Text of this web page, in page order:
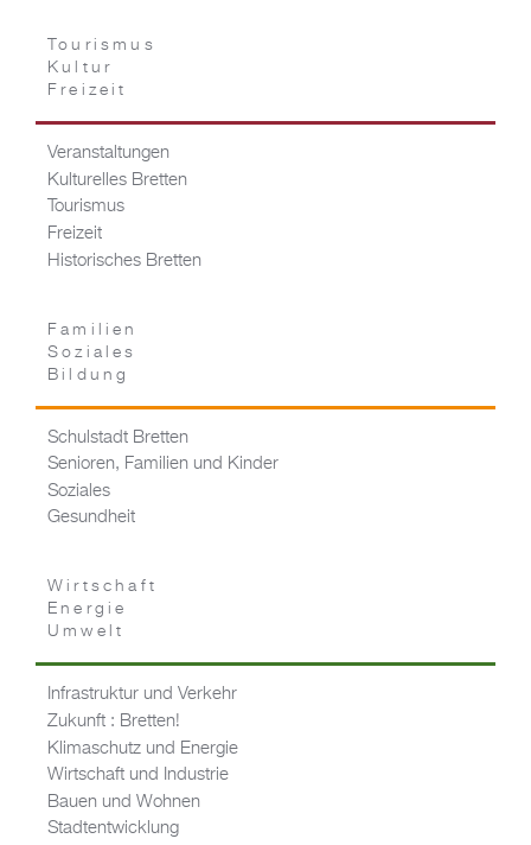
Tourismus
Kultur
Freizeit
Veranstaltungen
Kulturelles Bretten
Tourismus
Freizeit
Historisches Bretten
Familien
Soziales
Bildung
Schulstadt Bretten
Senioren, Familien und Kinder
Soziales
Gesundheit
Wirtschaft
Energie
Umwelt
Infrastruktur und Verkehr
Zukunft : Bretten!
Klimaschutz und Energie
Wirtschaft und Industrie
Bauen und Wohnen
Stadtentwicklung